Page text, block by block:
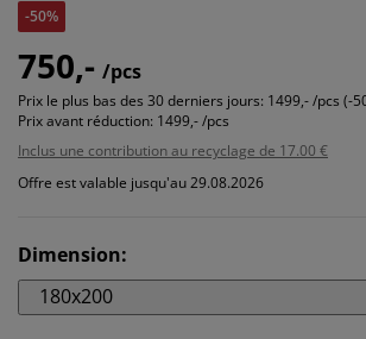
-50%
750,- /pcs
Prix le plus bas des 30 derniers jours: 1499,- /pcs (-
Prix avant réduction: 1499,- /pcs
Inclus une contribution au recyclage de 17.00 €
Offre est valable jusqu'au 29.08.2026
Dimension:
180x200